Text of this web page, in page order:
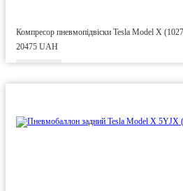
Компресор пневмопідвіски Tesla Model X
20475 UAH